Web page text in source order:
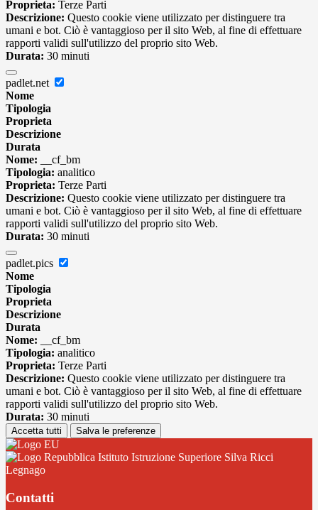
Proprieta: Terze Parti
Descrizione: Questo cookie viene utilizzato per distinguere tra
umani e bot. Ciò è vantaggioso per il sito Web, al fine di effettuare
rapporti validi sull'utilizzo del proprio sito Web.
Durata: 30 minuti
padlet.net
Nome
Tipologia
Proprieta
Descrizione
Durata
Nome: __cf_bm
Tipologia: analitico
Proprieta: Terze Parti
Descrizione: Questo cookie viene utilizzato per distinguere tra
umani e bot. Ciò è vantaggioso per il sito Web, al fine di effettuare
rapporti validi sull'utilizzo del proprio sito Web.
Durata: 30 minuti
padlet.pics
Nome
Tipologia
Proprieta
Descrizione
Durata
Nome: __cf_bm
Tipologia: analitico
Proprieta: Terze Parti
Descrizione: Questo cookie viene utilizzato per distinguere tra
umani e bot. Ciò è vantaggioso per il sito Web, al fine di effettuare
rapporti validi sull'utilizzo del proprio sito Web.
Durata: 30 minuti
Accetta tutti Salva le preferenze
Istituto Istruzione Superiore Silva Ricci
Legnago
Contatti